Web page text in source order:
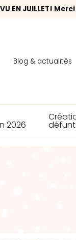
EN JUILLET!
Blog & actualités
2026